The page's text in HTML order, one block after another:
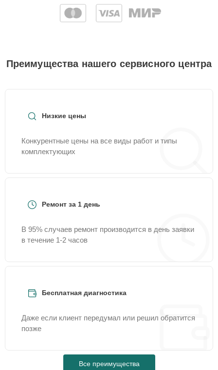
Преимущества нашего сервисного центра
Низкие цены
Конкурентные цены на все виды работ и типы
комплектующих
Ремонт за 1 день
В 95% случаев ремонт производится в день заявки
в течение 1-2 часов
Бесплатная диагностика
Даже если клиент передумал или решил обратится
позже
Все преимущества